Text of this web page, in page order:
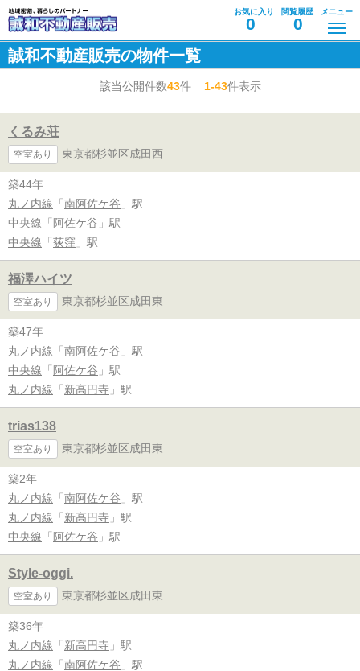
お気に入り
0
閲覧履歴
0
メニュー
誠和不動産販売の物件一覧
該当公開件数43件1-43件表示
くるみ荘
空室あり 東京都杉並区成田西
築44年
丸ノ内線 「 南阿佐ケ谷 」駅
中央線 「 阿佐ケ谷 」駅
中央線 「 荻窪 」駅
福澤ハイツ
空室あり 東京都杉並区成田東
築47年
丸ノ内線 「 南阿佐ケ谷 」駅
中央線 「 阿佐ケ谷 」駅
丸ノ内線 「 新高円寺 」駅
trias138
空室あり 東京都杉並区成田東
築2年
丸ノ内線 「 南阿佐ケ谷 」駅
丸ノ内線 「 新高円寺 」駅
中央線 「 阿佐ケ谷 」駅
Style-oggi.
空室あり 東京都杉並区成田東
築36年
丸ノ内線 「 新高円寺 」駅
丸ノ内線 「 南阿佐ケ谷 」駅